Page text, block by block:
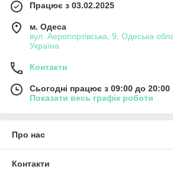
Працює з 03.02.2025
м. Одеса
вул. Аеропортівська, 9, Одеська
Україна
Контакти
Сьогодні працює з 09:00 до 20:00
Показати весь графік роботи
Про нас
Контакти